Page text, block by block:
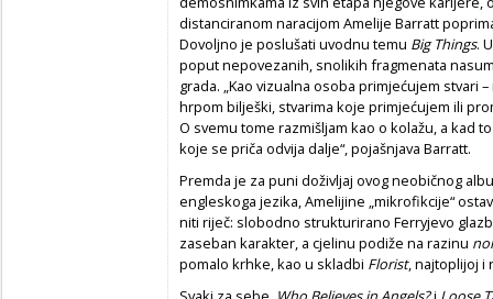
distanciranom naracijom Amelije Barratt
Dovoljno je poslušati uvodnu temu Big Things.
poput nepovezanih, snolikih fragmenata
grada. „Kao vizualna osoba primjećujem stvari
hrpom bilješki, stvarima koje primjećujem ili
O svemu tome razmišljam kao o kolažu, a kad
koje se priča odvija dalje“, pojašnjava Barratt.
Premda je za puni doživljaj ovog neobičnog
engleskoga jezika, Amelijine „mikrofikcije“
niti riječ: slobodno strukturirano Ferryjevo
zaseban karakter, a cjelinu podiže na razinu
pomalo krhke, kao u skladbi Florist, najtoplijoj i